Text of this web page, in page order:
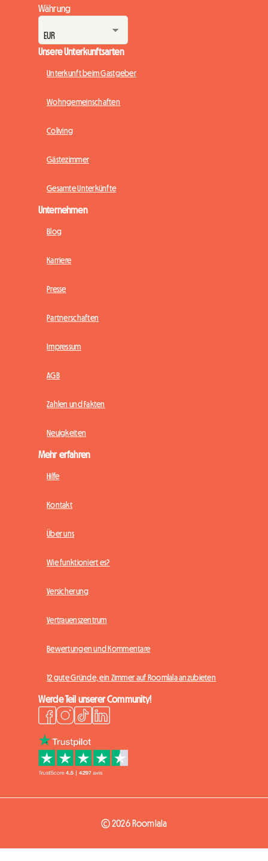
Währung
Unsere Unterkunftsarten
Unterkunft beim Gastgeber
Wohngemeinschaften
Coliving
Gästezimmer
Gesamte Unterkünfte
Unternehmen
Blog
Karriere
Presse
Partnerschaften
Impressum
AGB
Zahlen und Fakten
Neuigkeiten
Mehr erfahren
Hilfe
Kontakt
Über uns
Wie funktioniert es?
Versicherung
Vertrauenszentrum
Bewertungen und Kommentare
12 gute Gründe, ein Zimmer auf Roomlala anzubieten
Werde Teil unserer Community!
© 2026 Roomlala